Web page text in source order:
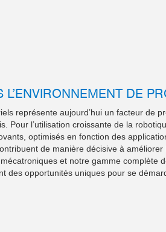
L’ENVIRONNEMENT DE
représente aujourd’hui un facteur de
Pour l’utilisation croissante de la
optimisés en fonction des
de manière décisive à améliorer
et notre gamme complète
des opportunités uniques pour se